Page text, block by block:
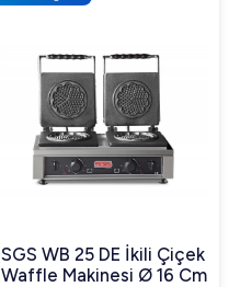
SGS WB 25 DE İkili Çiçek
Waffle Makinesi Ø 16 Cm